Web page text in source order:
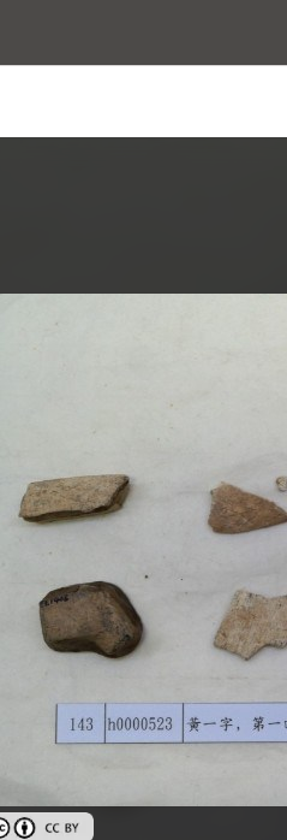
創用CC姓名標示 3.0 台灣及其後版本